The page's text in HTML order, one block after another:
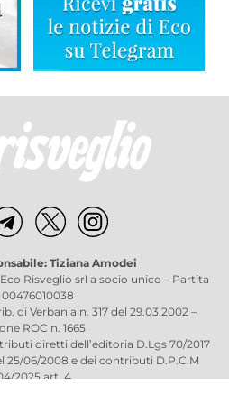
Tiziana Amodei
Risveglio srl a socio unico – Partita
00476010038
di Verbania n. 317 del 29.03.2002 –
ROC n. 1665
diretti dell’editoria D.Lgs 70/2017
25/06/2008 e dei contributi D.P.C.M
2025 art. 4